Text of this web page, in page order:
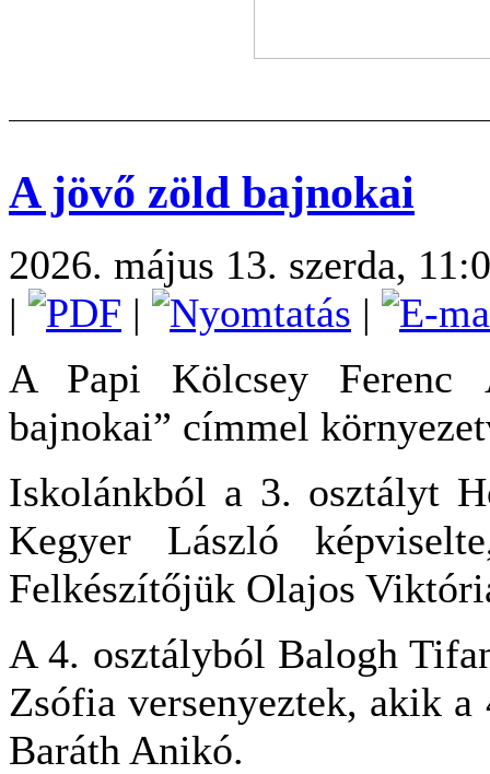
A jövő zöld bajnokai
2026. május 13. szerda,
|
|
|
A Papi Kölcsey
bajnokai” címmel
Iskolánkból a 3. osztályt
Kegyer László
Felkészítőjük Olajos
A 4. osztályból Balogh
Zsófia versenyeztek, akik
Baráth Anikó.